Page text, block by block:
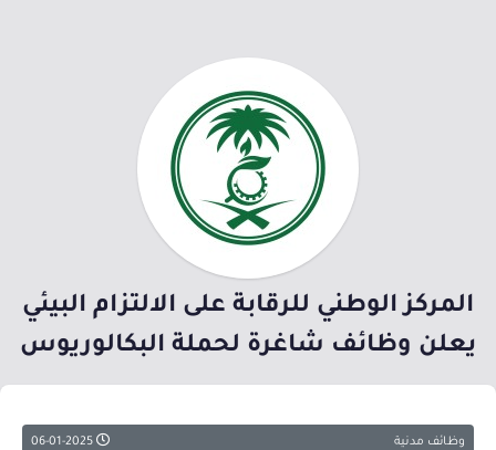
المركز الوطني للرقابة على الالتزام البيئي
يعلن وظائف شاغرة لحملة البكالوريوس
وظائف مدنية